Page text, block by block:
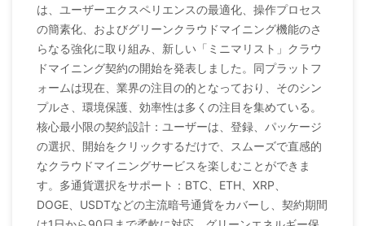
は、ユーザーエクスペリエンスの最適化、操作プロセス
の簡素化、およびグリーンクラウドマイニング機能のさ
らなる強化に取り組み、新しい「ミニマリスト」クラウ
ドマイニング契約の開始を発表しました。同プラットフ
ォームは現在、業界の注目の的となっており、そのシン
プルさ、環境保護、効率性は多くの注目を集めている。
核心最小限の契約設計：ユーザーは、登録、パッケージ
の選択、開始をクリックするだけで、スムーズで直感的
なクラウドマイニングサービスを楽しむことができま
す。多通貨選択をサポート：BTC、ETH、XRP、
DOGE、USDTなどの主流暗号通貨をカバーし、契約期間